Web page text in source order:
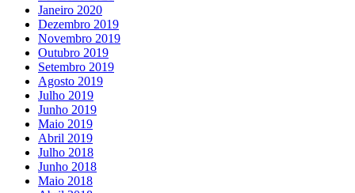
Janeiro 2020
Dezembro 2019
Novembro 2019
Outubro 2019
Setembro 2019
Agosto 2019
Julho 2019
Junho 2019
Maio 2019
Abril 2019
Julho 2018
Junho 2018
Maio 2018